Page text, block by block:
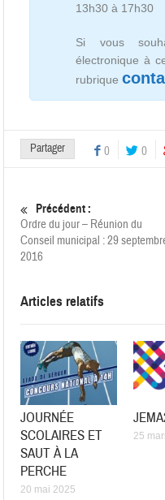
13h30 à 17h30
Si vous
électronique à
rubrique
Partager 0 0
Précédent :
Ordre du jour – Réunion du
Conseil municipal : 29
2016
Articles relatifs
JOURNÉE
SCOLAIRES ET
SAUT À LA
PERCHE
20 mai 2025
25